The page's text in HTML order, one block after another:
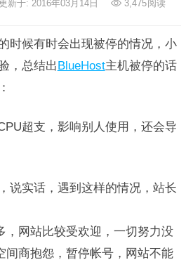
新于: 2016年03月14日 3,475阅读
时候有时会出现被停的情况，小
，总结出BlueHost主机被停的话
超支，影响别人使用，还会导
说实话，遇到这样的情况，站长
，网站比较受欢迎，一切努力没
间商抱怨，暂停帐号，网站不能